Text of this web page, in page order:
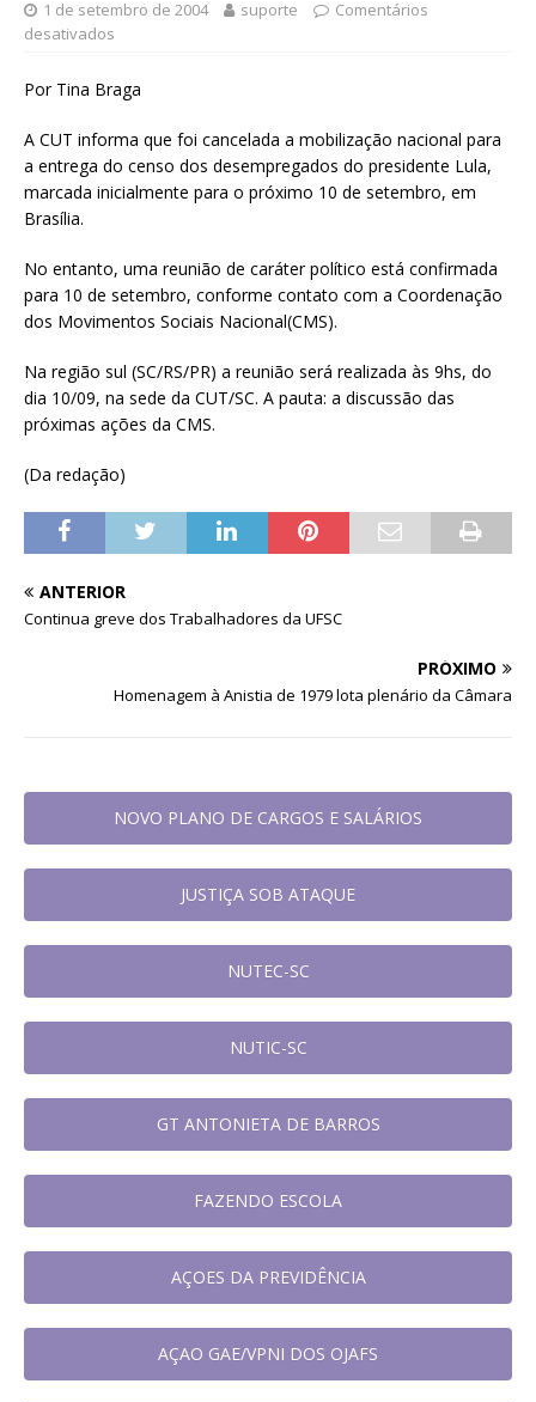
1 de setembro de 2004 suporte
Comentários
desativados
Por Tina Braga
A CUT informa que foi cancelada a mobilização nacional para
a entrega do censo dos desempregados do presidente Lula,
marcada inicialmente para o próximo 10 de setembro, em
Brasília.
No entanto, uma reunião de caráter político está confirmada
para 10 de setembro, conforme contato com a Coordenação
dos Movimentos Sociais Nacional(CMS).
Na região sul (SC/RS/PR) a reunião será realizada às 9hs, do
dia 10/09, na sede da CUT/SC. A pauta: a discussão das
próximas ações da CMS.
(Da redação)
ANTERIOR
Continua greve dos Trabalhadores da UFSC
PRÓXIMO
Homenagem à Anistia de 1979 lota plenário da Câmara
NOVO PLANO DE CARGOS E SALÁRIOS
JUSTIÇA SOB ATAQUE
NUTEC-SC
NUTIC-SC
GT ANTONIETA DE BARROS
FAZENDO ESCOLA
AÇOES DA PREVIDÊNCIA
AÇAO GAE/VPNI DOS OJAFS